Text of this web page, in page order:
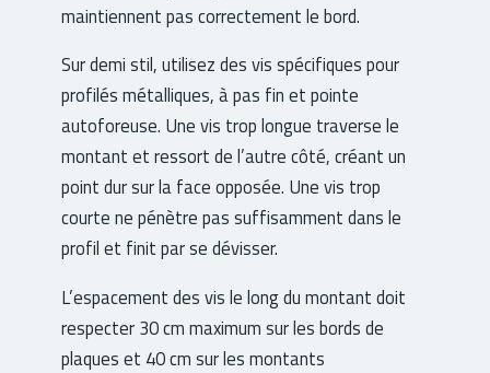
maintiennent pas correctement le bord.
Sur demi stil, utilisez des vis spécifiques pour
profilés métalliques, à pas fin et pointe
autoforeuse. Une vis trop longue traverse le
montant et ressort de l’autre côté, créant un
point dur sur la face opposée. Une vis trop
courte ne pénètre pas suffisamment dans le
profil et finit par se dévisser.
L’espacement des vis le long du montant doit
respecter 30 cm maximum sur les bords de
plaques et 40 cm sur les montants